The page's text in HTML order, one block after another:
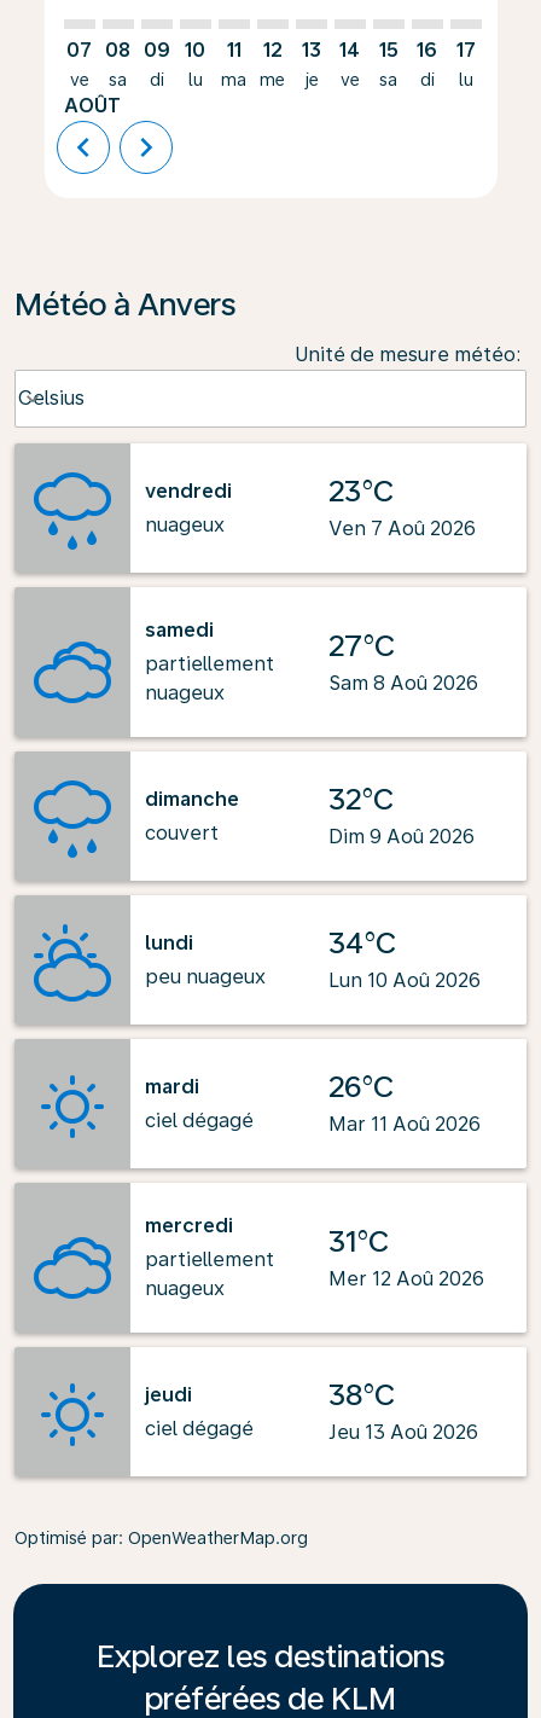
07
ve
AOÛT
08
sa
09
di
10
lu
11
ma
12
me
13
je
14
ve
15
sa
16
di
17
lu
chevron_left chevron_right
Météo à Anvers
Unité de mesure météo:
Celsius
keyboard_arrow_down
vendredi
nuageux
23°C
Ven 7 Aoû 2026
samedi
partiellement
nuageux
27°C
Sam 8 Aoû 2026
dimanche
couvert
32°C
Dim 9 Aoû 2026
lundi
peu nuageux
34°C
Lun 10 Aoû 2026
mardi
ciel dégagé
26°C
Mar 11 Aoû 2026
mercredi
partiellement
nuageux
31°C
Mer 12 Aoû 2026
jeudi
ciel dégagé
38°C
Jeu 13 Aoû 2026
Optimisé par: OpenWeatherMap.org
Explorez les destinations
préférées de KLM